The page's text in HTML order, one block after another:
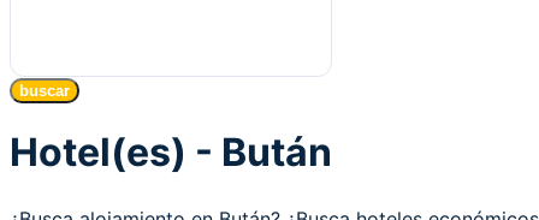
buscar
Hotel(es) - Bután